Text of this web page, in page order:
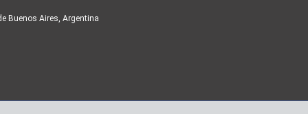
Buenos Aires, Argentina